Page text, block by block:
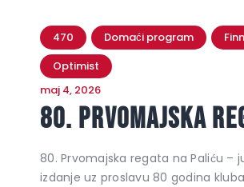
470 Domaći program Finn
Optimist
maj 4, 2026
80. Prvomajska
80. Prvomajska regata na Paliću –
izdanje uz proslavu 80 godina